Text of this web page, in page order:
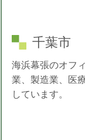
千葉市
海浜幕張のオフ
業、製造業、医
しています。